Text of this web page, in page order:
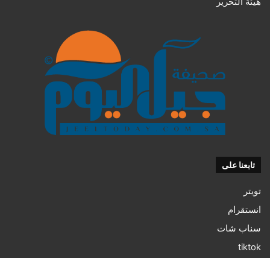
تابعنا على
تويتر
انستقرام
سناب شات
tiktok